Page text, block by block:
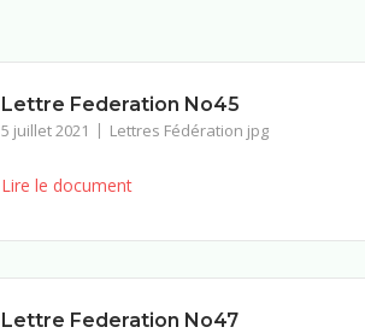
Lettre Federation No45
5 juillet 2021 Lettres Fédération jpg
Lire le document
Lettre Federation No47